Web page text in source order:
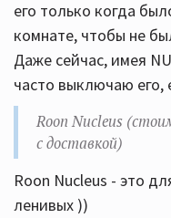
его только когда
комнате, чтобы не
Даже сейчас, имея
часто выключаю его,
Roon Nucleus
с доставкой)
Roon Nucleus - это
ленивых ))